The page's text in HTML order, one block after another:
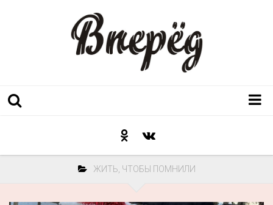
Послесловие к праздникуЖИТЬ, ЧТОБЫ ПОМНИЛИ